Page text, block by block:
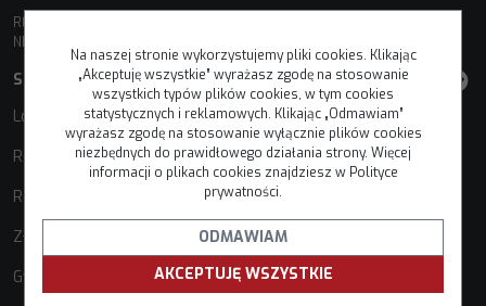
REGON: 100932404
NIP: 7311857278
STREFA KLIENTA
Logowanie
Rejestracja
Reklamacje i zwroty
Złóż reklamację
Gwarancja
Na naszej stronie wykorzystujemy pliki cookies. Klikając
„Akceptuję wszystkie” wyrażasz zgodę na stosowanie
wszystkich typów plików cookies, w tym cookies
statystycznych i reklamowych. Klikając „Odmawiam”
wyrażasz zgodę na stosowanie wyłącznie plików cookies
niezbędnych do prawidłowego działania strony. Więcej
informacji o plikach cookies znajdziesz w Polityce
prywatności.
ODMAWIAM
AKCEPTUJĘ WSZYSTKIE